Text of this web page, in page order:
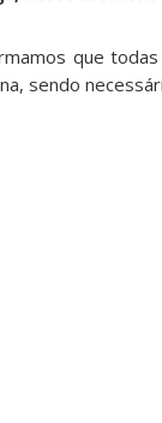
que
sendo